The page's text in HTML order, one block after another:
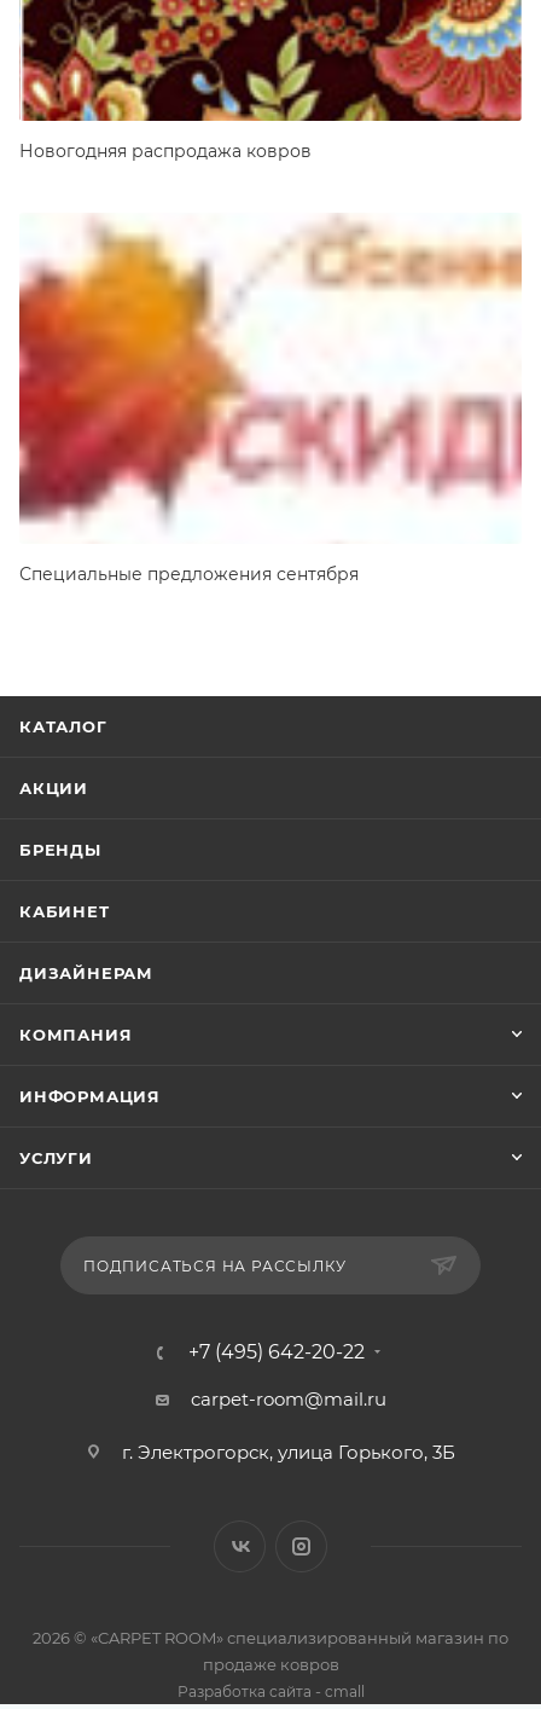
Новогодняя распродажа ковров
Специальные предложения сентября
КАТАЛОГ
АКЦИИ
БРЕНДЫ
КАБИНЕТ
ДИЗАЙНЕРАМ
КОМПАНИЯ
ИНФОРМАЦИЯ
УСЛУГИ
ПОДПИСАТЬСЯ НА РАССЫЛКУ
+7 (495) 642-20-22
carpet-room@mail.ru
г. Электрогорск, улица Горького, 3Б
2026 © «CARPET ROOM» специализированный магазин по
продаже ковров
Разработка сайта - cmall